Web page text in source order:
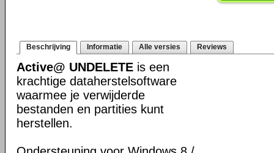
Beschrijving Informatie Alle versies Reviews
Active@ UNDELETE is een
krachtige dataherstelsoftware
waarmee je verwijderde
bestanden en partities kunt
herstellen.